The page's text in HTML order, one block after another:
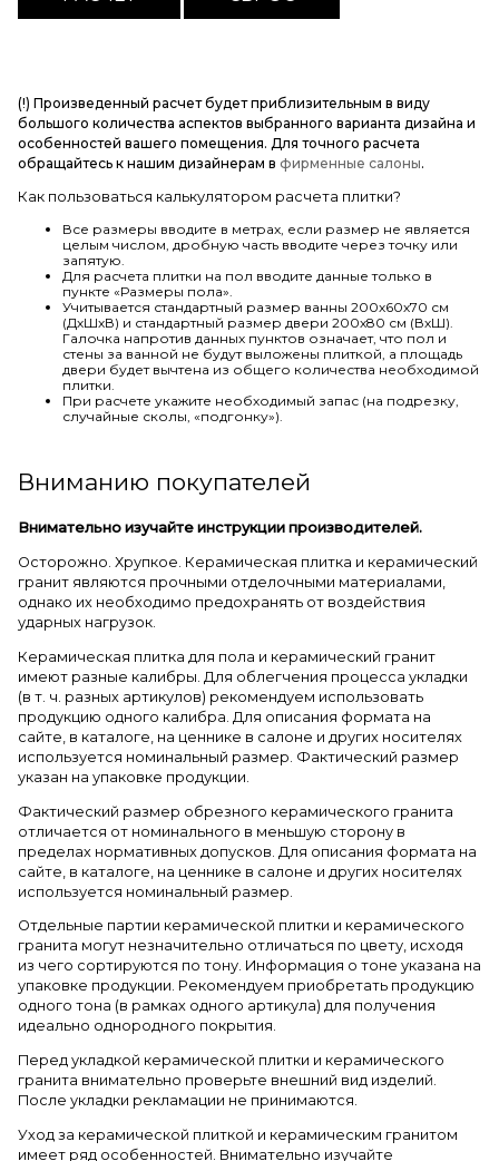
(!) Произведенный расчет будет приблизительным в виду
большого количества аспектов выбранного варианта дизайна и
особенностей вашего помещения. Для точного расчета
обращайтесь к нашим дизайнерам в фирменные салоны.
Как пользоваться калькулятором расчета плитки?
Все размеры вводите в метрах, если размер не является
целым числом, дробную часть вводите через точку или
запятую.
Для расчета плитки на пол вводите данные только в
пункте «Размеры пола».
Учитывается стандартный размер ванны 200х60х70 см
(ДхШхВ) и стандартный размер двери 200х80 см (ВхШ).
Галочка напротив данных пунктов означает, что пол и
стены за ванной не будут выложены плиткой, а площадь
двери будет вычтена из общего количества необходимой
плитки.
При расчете укажите необходимый запас (на подрезку,
случайные сколы, «подгонку»).
Вниманию покупателей
Внимательно изучайте инструкции производителей.
Осторожно. Хрупкое. Керамическая плитка и керамический
гранит являются прочными отделочными материалами,
однако их необходимо предохранять от воздействия
ударных нагрузок.
Керамическая плитка для пола и керамический гранит
имеют разные калибры. Для облегчения процесса укладки
(в т. ч. разных артикулов) рекомендуем использовать
продукцию одного калибра. Для описания формата на
сайте, в каталоге, на ценнике в салоне и других носителях
используется номинальный размер. Фактический размер
указан на упаковке продукции.
Фактический размер обрезного керамического гранита
отличается от номинального в меньшую сторону в
пределах нормативных допусков. Для описания формата на
сайте, в каталоге, на ценнике в салоне и других носителях
используется номинальный размер.
Отдельные партии керамической плитки и керамического
гранита могут незначительно отличаться по цвету, исходя
из чего сортируются по тону. Информация о тоне указана на
упаковке продукции. Рекомендуем приобретать продукцию
одного тона (в рамках одного артикула) для получения
идеально однородного покрытия.
Перед укладкой керамической плитки и керамического
гранита внимательно проверьте внешний вид изделий.
После укладки рекламации не принимаются.
Уход за керамической плиткой и керамическим гранитом
имеет ряд особенностей. Внимательно изучайте